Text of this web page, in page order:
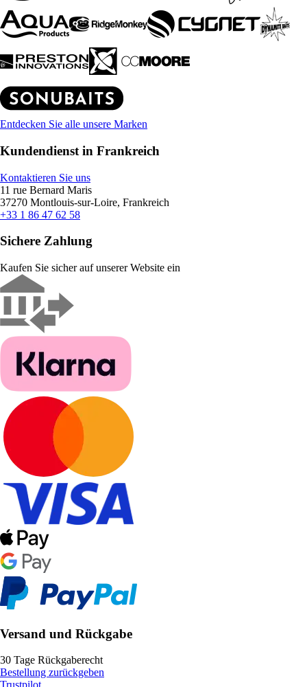
Entdecken Sie alle unsere Marken
Kundendienst in Frankreich
Kontaktieren Sie uns
11 rue Bernard Maris
37270 Montlouis-sur-Loire, Frankreich
+33 1 86 47 62 58
Sichere Zahlung
Kaufen Sie sicher auf unserer Website ein
Versand und Rückgabe
30 Tage Rückgaberecht
Bestellung zurückgeben